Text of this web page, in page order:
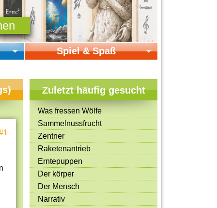
Spiel & Spaß
Online-Spiele
Mitmachen & Kreatives
Bücher & Filme
Quiz-Spiele
Spiele & Ideen
Jugendreporter
Rezeptideen
Game-Tests
Zuletzt häufig gesucht
Was fressen Wölfe
Sammelnussfrucht
Zentner
Raketenantrieb
Erntepuppen
Der körper
Der Mensch
Narrativ